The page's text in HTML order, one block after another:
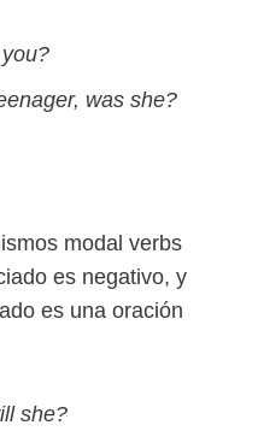
you?
was she?
modal verbs
es negativo, y
es una oración
she?